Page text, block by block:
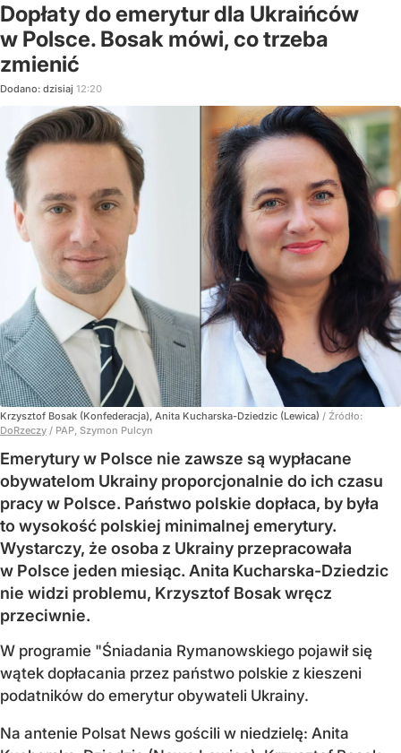
Dopłaty do emerytur dla Ukraińców
w Polsce. Bosak mówi, co trzeba
zmienić
Dodano: dzisiaj 12:20
Krzysztof Bosak (Konfederacja), Anita Kucharska-Dziedzic (Lewica) / Źródło:
DoRzeczy / PAP, Szymon Pulcyn
Emerytury w Polsce nie zawsze są wypłacane
obywatelom Ukrainy proporcjonalnie do ich czasu
pracy w Polsce. Państwo polskie dopłaca, by była
to wysokość polskiej minimalnej emerytury.
Wystarczy, że osoba z Ukrainy przepracowała
w Polsce jeden miesiąc. Anita Kucharska-Dziedzic
nie widzi problemu, Krzysztof Bosak wręcz
przeciwnie.
W programie "Śniadania Rymanowskiego pojawił się
wątek dopłacania przez państwo polskie z kieszeni
podatników do emerytur obywateli Ukrainy.
Na antenie Polsat News gościli w niedzielę: Anita